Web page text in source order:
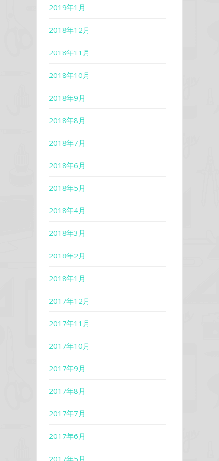
2019年1月
2018年12月
2018年11月
2018年10月
2018年9月
2018年8月
2018年7月
2018年6月
2018年5月
2018年4月
2018年3月
2018年2月
2018年1月
2017年12月
2017年11月
2017年10月
2017年9月
2017年8月
2017年7月
2017年6月
2017年5月